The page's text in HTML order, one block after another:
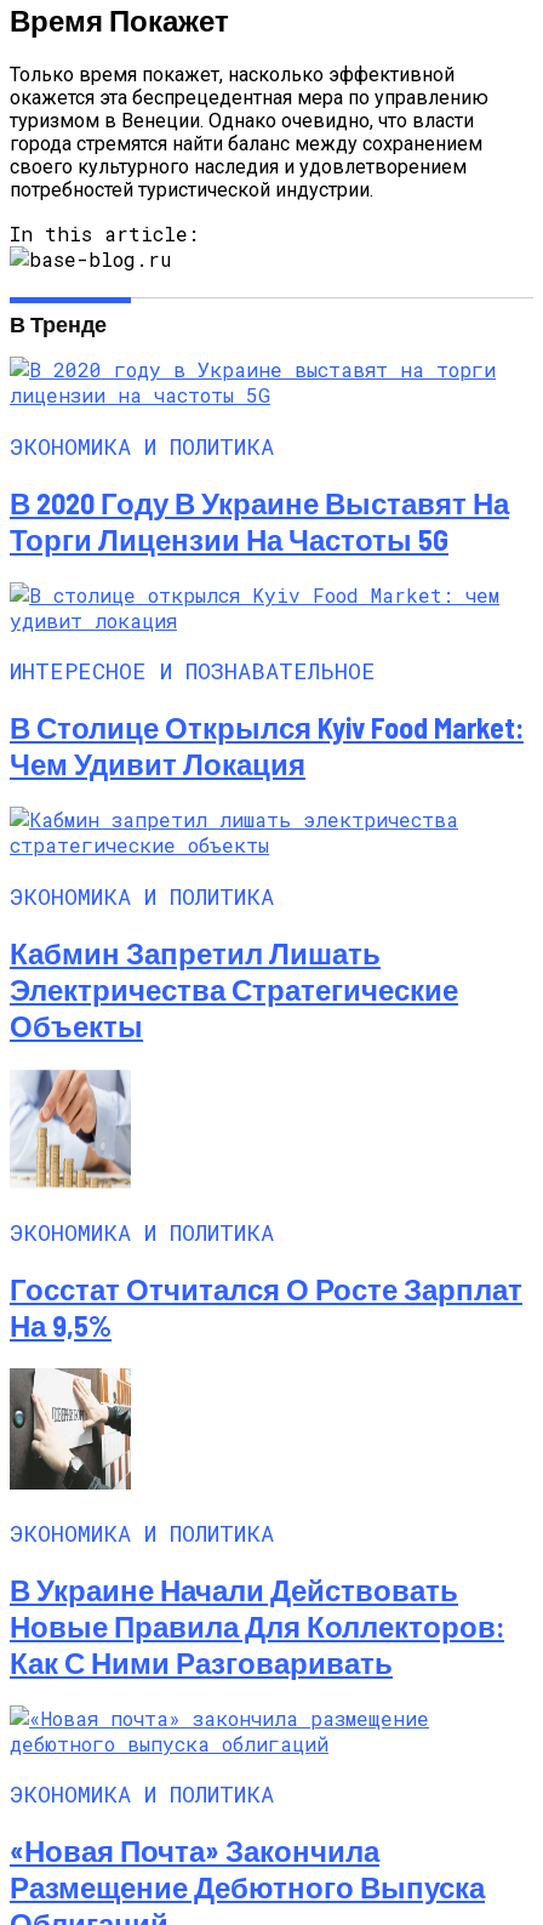
Время Покажет
Только время покажет, насколько эффективной
окажется эта беспрецедентная мера по управлению
туризмом в Венеции. Однако очевидно, что власти
города стремятся найти баланс между сохранением
своего культурного наследия и удовлетворением
потребностей туристической индустрии.
In this article:
В Тренде
ЭКОНОМИКА И ПОЛИТИКА
В 2020 Году В Украине Выставят На
Торги Лицензии На Частоты 5G
ИНТЕРЕСНОЕ И ПОЗНАВАТЕЛЬНОЕ
В Столице Открылся Kyiv Food Market:
Чем Удивит Локация
ЭКОНОМИКА И ПОЛИТИКА
Кабмин Запретил Лишать
Электричества Стратегические
Объекты
ЭКОНОМИКА И ПОЛИТИКА
Госстат Отчитался О Росте Зарплат
На 9,5%
ЭКОНОМИКА И ПОЛИТИКА
В Украине Начали Действовать
Новые Правила Для Коллекторов:
Как С Ними Разговаривать
ЭКОНОМИКА И ПОЛИТИКА
«Новая Почта» Закончила
Размещение Дебютного Выпуска